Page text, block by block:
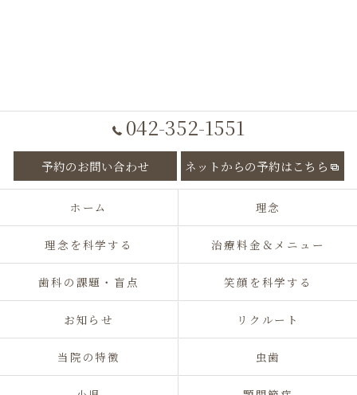
042-352-1551
予約のお問い合わせ ネットからの予約はこちら
ホーム 理念
理念を科学する 治療料金＆メニュー
歯科の課題・盲点 笑顔を科学する
お知らせ リクルート
当院の特徴 虫歯